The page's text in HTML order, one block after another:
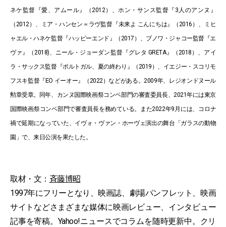
ネケ監督『愛、アムール』（2012）、ホン・サンス監督『3人のアンヌ』
（2012）、ミア・ハンセン＝ラヴ監督『未来よ こんにちは』（2016）、ミヒ
ャエル・ハネケ監督『ハッピーエンド』（2017）、ブノワ・ジャコー監督『エ
ヴァ』（2018)、ニール・ジョーダン監督『グレタ GRETA』（2018）、アイ
ラ・サックス監督『ポルトガル、夏の終わり』（2019）、イエジー・スコリモ
フスキ監督『EO イーオー』（2022）などがある。2009年、レジオンドヌール
勲章受章。同年、カンヌ国際映画祭コンペ部門の審査委員長、2021年には東京
国際映画祭コンペ部門で審査員長を務めている。また2022年9月には、コロナ
禍で延期になっていた、イヴォ・ヴァン・ホーヴェ演出の舞台「ガラスの動物
園」で、来日公演を果たした。
取材・文： 斉藤博昭
1997年にフリーとなり、映画誌、劇場パンフレット、映画
サイトなどさまざまな媒体に映画レビュー、インタビュー
記事を寄稿。Yahoo!ニュースでコラムを随時更新中。クリ